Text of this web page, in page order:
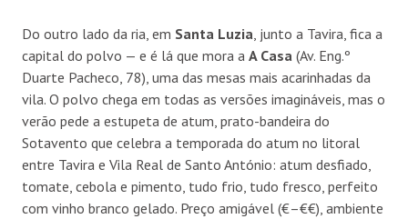
Do outro lado da ria, em Santa Luzia , junto a Tavira, fica a
capital do polvo — e é lá que mora a A Casa (Av. Eng.º
Duarte Pacheco, 78), uma das mesas mais acarinhadas da
vila. O polvo chega em todas as versões imagináveis, mas o
verão pede a estupeta de atum, prato-bandeira do
Sotavento que celebra a temporada do atum no litoral
entre Tavira e Vila Real de Santo António: atum desfiado,
tomate, cebola e pimento, tudo frio, tudo fresco, perfeito
com vinho branco gelado. Preço amigável (€–€€), ambiente